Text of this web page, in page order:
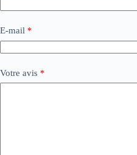
E-mail *
Votre avis *